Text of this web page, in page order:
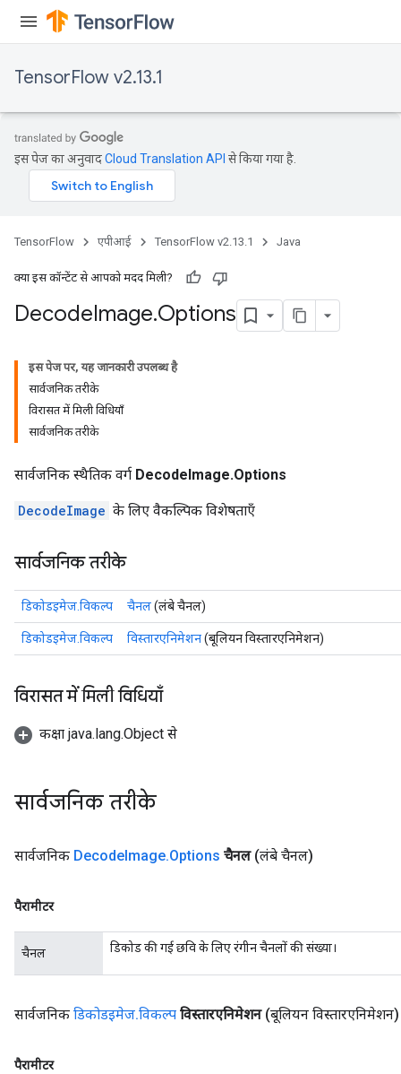
TensorFlow v2.13.1
इस पेज का अनुवादCloud Translation API से किया गया है.
TensorFlow एपीआई TensorFlow v2.13.1 Java
क्या इस कॉन्टेंट से आपको मदद मिली?
DecodeImage.Options
इस पेज पर, यह जानकारी उपलब्ध है
सार्वजनिक तरीके
विरासत में मिली विधियाँ
सार्वजनिक तरीके
सार्वजनिक स्थैतिक वर्ग DecodeImage.Options
DecodeImage के लिए वैकल्पिक विशेषताएँ
सार्वजनिक तरीके
डिकोडइमेज.विकल्प चैनल(लंबे चैनल)
डिकोडइमेज.विकल्प विस्तारएनिमेशन(बूलियन विस्तारएनिमेशन)
विरासत में मिली विधियाँ
कक्षा java.lang.Object से
सार्वजनिक तरीके
सार्वजनिक DecodeImage.Options चैनल (लंबे चैनल)
पैरामीटर
चैनल डिकोड की गई छवि के लिए रंगीन चैनलों की संख्या।
सार्वजनिक डिकोडइमेज.विकल्प विस्तारएनिमेशन (बूलियन विस्तारएनिमेशन)
पैरामीटर